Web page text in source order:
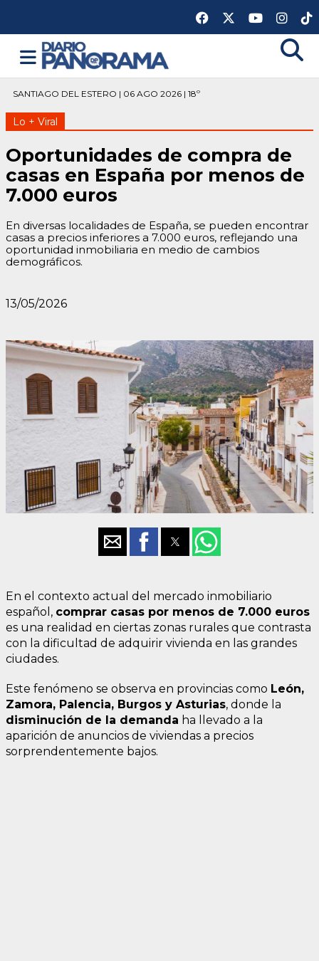
SANTIAGO DEL ESTERO | 06 AGO 2026 | 18º
Lo + Viral
Oportunidades de compra de
casas en España por menos de
7.000 euros
En diversas localidades de España, se pueden encontrar
casas a precios inferiores a 7.000 euros, reflejando una
oportunidad inmobiliaria en medio de cambios
demográficos.
13/05/2026
En el contexto actual del mercado inmobiliario
español, comprar casas por menos de 7.000 euros
es una realidad en ciertas zonas rurales que contrasta
con la dificultad de adquirir vivienda en las grandes
ciudades.
Este fenómeno se observa en provincias como León,
Zamora, Palencia, Burgos y Asturias, donde la
disminución de la demanda ha llevado a la
aparición de anuncios de viviendas a precios
sorprendentemente bajos.